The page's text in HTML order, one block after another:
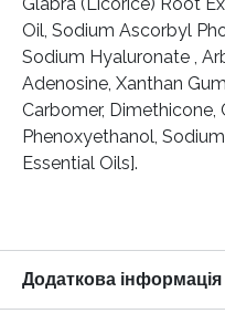
Oil, Sodium Ascorbyl
Sodium Hyaluronate ,
Adenosine, Xanthan
Carbomer, Dimethicone,
Phenoxyethanol,
Essential Oils].
Додаткова інформація